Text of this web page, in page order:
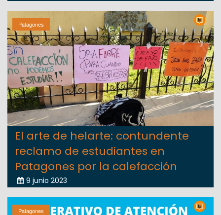
Patagones
El arte de helarte: contundente
reclamo de estudiantes en
Patagones por la calefacción
9 junio 2023
Patagones